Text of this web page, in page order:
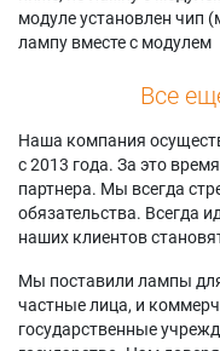
модуле установлен чип
лампу вместе с модулем
Все
Наша компания
с 2013 года. За это
партнера. Мы всегда
обязательства. Всегда
наших клиентов
Мы поставили лампы
частные лица, и
государственные